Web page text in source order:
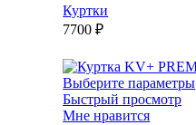
Куртки
7700₽
Выберите параметры
Быстрый просмотр
Мне нравится